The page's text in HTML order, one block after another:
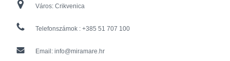
Város: Crikvenica
Telefonszámok : +385 51 707 100
Email: info@miramare.hr